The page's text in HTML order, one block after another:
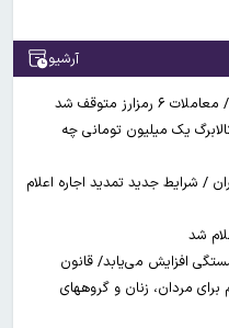
آرشیو
متوقف شد
یک میلیون تومانی چه
/ شرایط جدید تمدید اجاره اعلام
شد
افزایش می‌یابد/ قانون
تغییرات مهم برای مردان، زنان و گروههای